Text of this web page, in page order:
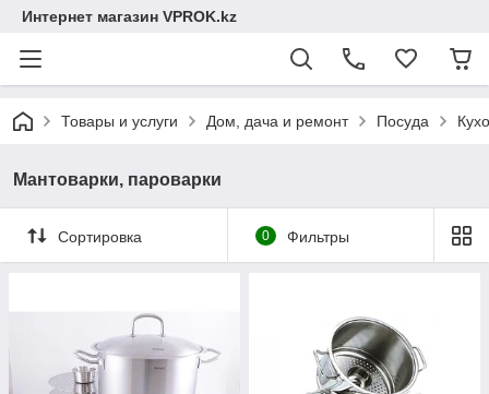
Интернет магазин VPROK.kz
Товары и услуги Дом, дача и ремонт Посуда
Мантоварки, пароварки
Сортировка 0 Фильтры